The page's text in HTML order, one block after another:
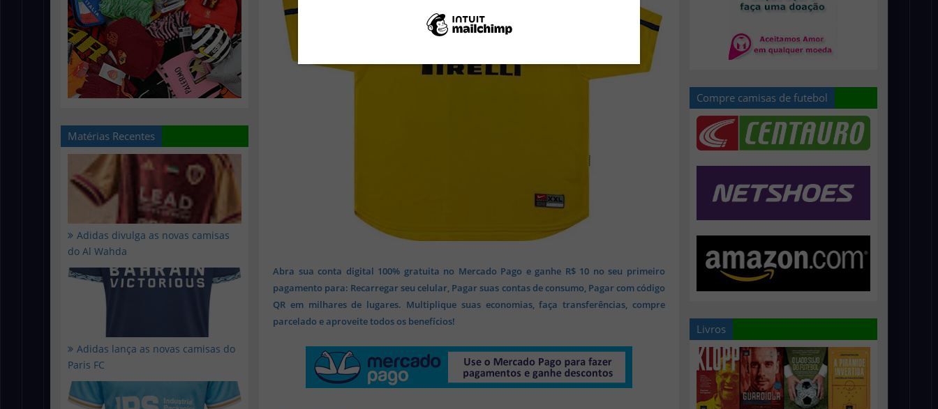
Matérias Recentes
Adidas divulga as novas camisas
do Al Wahda
Adidas lança as novas camisas do
Paris FC
Abra sua conta digital 100% gratuita no Mercado Pago e ganhe R$ 10 no seu primeiro
pagamento para: Recarregar seu celular, Pagar suas contas de consumo, Pagar com código
QR em milhares de lugares. Multiplique suas economias, faça transferências, compre
parcelado e aproveite todos os benefícios!
Compre camisas de futebol
Livros